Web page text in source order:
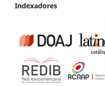
Indexadores